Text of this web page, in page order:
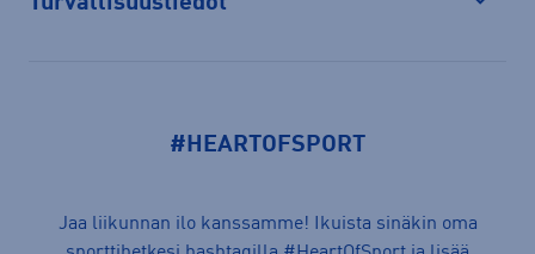
#HEARTOFSPORT
Jaa liikunnan ilo kanssamme! Ikuista sinäkin oma